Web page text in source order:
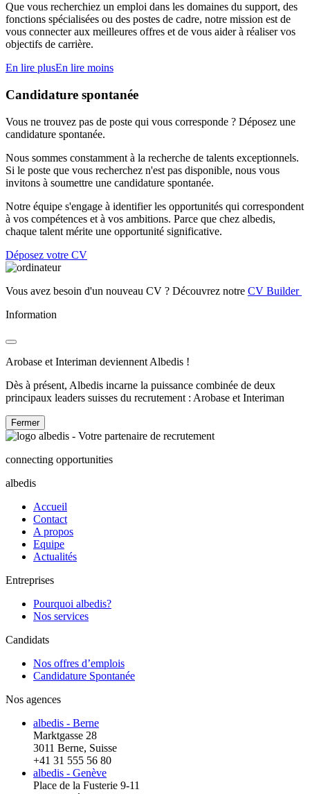
Que vous recherchiez un emploi dans les domaines du support, des
fonctions spécialisées ou des postes de cadre, notre mission est de
vous connecter aux meilleures offres et de vous aider à réaliser vos
objectifs de carrière.
En lire plusEn lire moins
Candidature spontanée
Vous ne trouvez pas de poste qui vous corresponde ? Déposez une
candidature spontanée.
Nous sommes constamment à la recherche de talents exceptionnels.
Si le poste que vous recherchez n'est pas disponible, nous vous
invitons à soumettre une candidature spontanée.
Notre équipe s'engage à identifier les opportunités qui correspondent
à vos compétences et à vos ambitions. Parce que chez albedis,
chaque talent mérite une opportunité significative.
Déposez votre CV
Vous avez besoin d'un nouveau CV ? Découvrez notre CV Builder
Information
Arobase et Interiman deviennent Albedis !
Dès à présent, Albedis incarne la puissance combinée de deux
principaux leaders suisses du recrutement : Arobase et Interiman
Fermer
connecting opportunities
albedis
Accueil
Contact
A propos
Equipe
Actualités
Entreprises
Pourquoi albedis?
Nos services
Candidats
Nos offres d’emplois
Candidature Spontanée
Nos agences
albedis - Berne
Marktgasse 28
3011 Berne, Suisse
+41 31 555 56 80
albedis - Genève
Place de la Fusterie 9-11